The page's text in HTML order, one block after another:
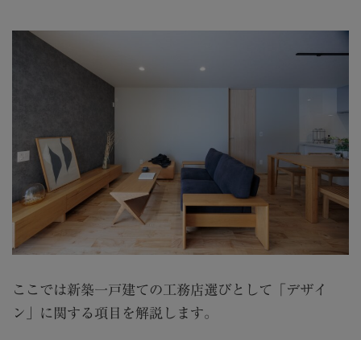
ここでは新築一戸建ての工務店選びとして「デザイ
ン」に関する項目を解説します。